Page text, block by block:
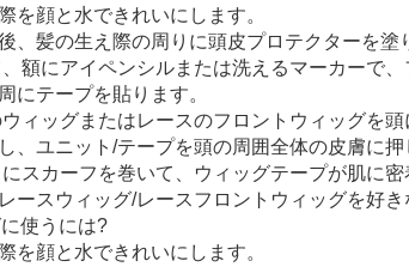
を顔と水できれいにします。
、髪の生え際の周りに頭皮プロテクターを塗
額にアイペンシルまたは洗えるマーカーで
にテープを貼ります。
ィッグまたはレースのフロントウィッグを
、ユニット/テープを頭の周囲全体の皮膚に押
スカーフを巻いて、ウィッグテープが肌に密
ースウィッグ/レースフロントウィッグを好き
使うには?
を顔と水できれいにします。